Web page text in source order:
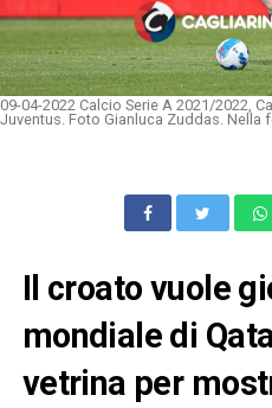
09-04-2022 Calcio Serie A 2021/2022,
Juventus. Foto Gianluca Zuddas. Nella
Il croato vuole
mondiale di
vetrina per